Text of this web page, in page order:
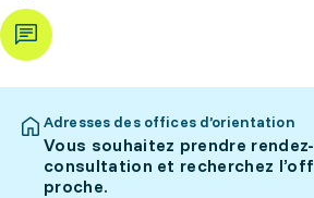
Adresses des offices d’orientation
Vous souhaitez prendre
consultation et recherchez
proche.